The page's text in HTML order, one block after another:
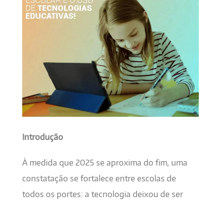
Introdução
À medida que 2025 se aproxima do fim, uma
constatação se fortalece entre escolas de
todos os portes: a tecnologia deixou de ser